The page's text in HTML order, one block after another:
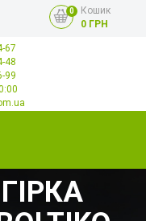
0
Кошик
0 ГРН
67
48
99